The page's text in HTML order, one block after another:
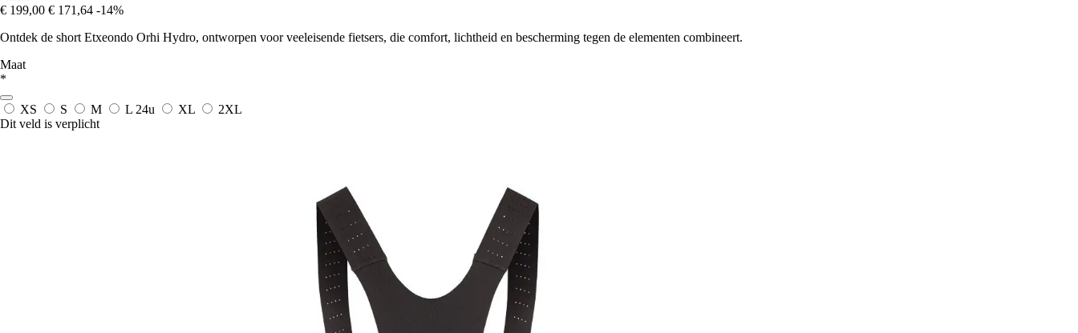
€ 199,00 € 171,64 -14%
Ontdek de short Etxeondo Orhi Hydro, ontworpen voor veeleisende fietsers, die comfort, lichtheid en bescherming tegen de elementen combineert.
Maat
*
XS S M L 24u XL
2XL
Dit veld is verplicht